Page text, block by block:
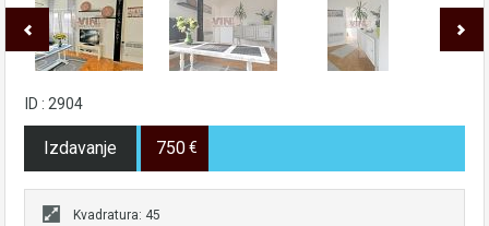
ID : 2904
Izdavanje 750€
Kvadratura: 45